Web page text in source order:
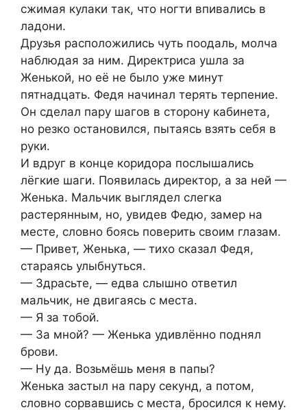
сжимая кулаки так, что ногти впивались в
ладони.
Друзья расположились чуть поодаль, молча
наблюдая за ним. Директриса ушла за
Женькой, но её не было уже минут
пятнадцать. Федя начинал терять терпение.
Он сделал пару шагов в сторону кабинета,
но резко остановился, пытаясь взять себя в
руки.
И вдруг в конце коридора послышались
лёгкие шаги. Появилась директор, а за ней —
Женька. Мальчик выглядел слегка
растерянным, но, увидев Федю, замер на
месте, словно боясь поверить своим глазам.
— Привет, Женька, — тихо сказал Федя,
стараясь улыбнуться.
— Здрасьте, — едва слышно ответил
мальчик, не двигаясь с места.
— Я за тобой.
— За мной? — Женька удивлённо поднял
брови.
— Ну да. Возьмёшь меня в папы?
Женька застыл на пару секунд, а потом,
словно сорвавшись с места, бросился к нему.